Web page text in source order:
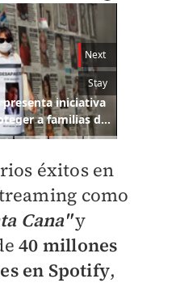
éxitos en
como
Cana"y
40 millones
en Spotify,